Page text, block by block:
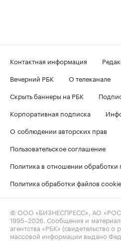
Контактная информация
Вечерний РБК
О телеканале
Скрыть баннеры на РБК
Корпоративная подписка
О соблюдении авторских прав
Пользовательское соглашение
Политика в отношении обработки
Политика обработки файлов cookie
© ООО «БИЗНЕСПРЕСС», АО
1995–2026. Сообщения и
агентства «РБК» (свидетельство о
массовой информации выдано